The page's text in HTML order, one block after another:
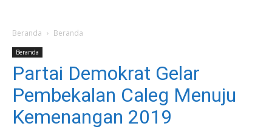
Beranda Beranda
Beranda
Partai Demokrat Gelar
Pembekalan Caleg Menuju
Kemenangan 2019